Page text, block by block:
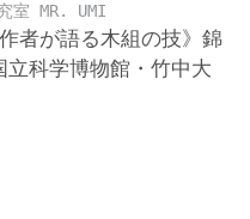
室 MR. UMI
者が語る木組の技》錦
科学博物館・竹中大